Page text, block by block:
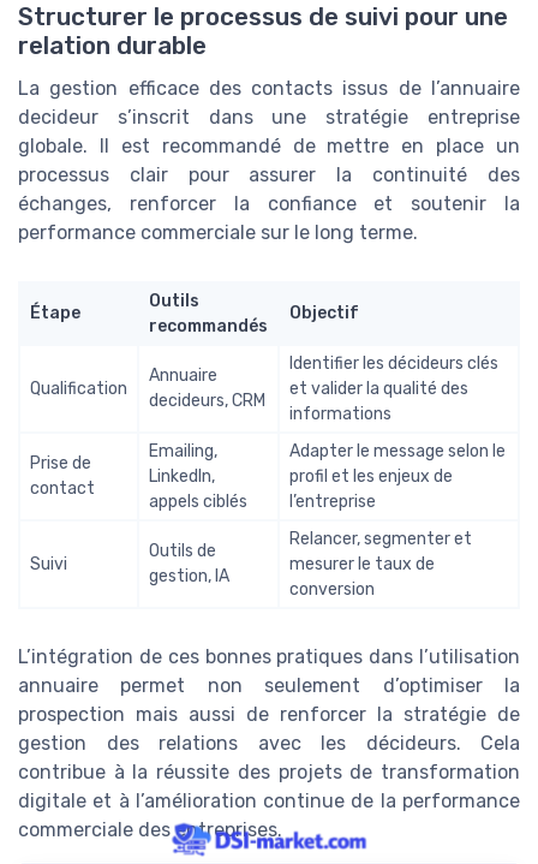
Structurer le processus de suivi pour une
relation durable
La gestion efficace des contacts issus de l’annuaire
decideur s’inscrit dans une stratégie entreprise
globale. Il est recommandé de mettre en place un
processus clair pour assurer la continuité des
échanges, renforcer la confiance et soutenir la
performance commerciale sur le long terme.
Étape
Outils
recommandés
Objectif
Qualification
Annuaire
decideurs, CRM
Identifier les décideurs clés
et valider la qualité des
informations
Prise de
contact
Emailing,
LinkedIn,
appels ciblés
Adapter le message selon le
profil et les enjeux de
l’entreprise
Suivi
Outils de
gestion, IA
Relancer, segmenter et
mesurer le taux de
conversion
L’intégration de ces bonnes pratiques dans l’utilisation
annuaire permet non seulement d’optimiser la
prospection mais aussi de renforcer la stratégie de
gestion des relations avec les décideurs. Cela
contribue à la réussite des projets de transformation
digitale et à l’amélioration continue de la performance
commerciale des entreprises.